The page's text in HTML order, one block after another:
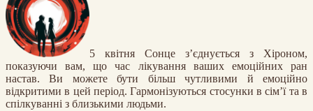
5 квітня Сонце з’єднується з Хіроном,
показуючи вам, що час лікування ваших емоційних ран
настав. Ви можете бути більш чутливими й емоційно
відкритими в цей період. Гармонізуються стосунки в сім’ї та в
спілкуванні з близькими людьми.